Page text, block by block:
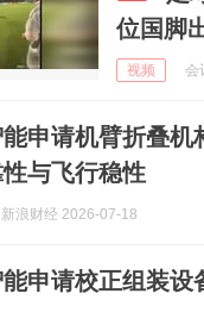
位国脚
视频 会
申请机臂折叠
性与飞行稳性
新浪财经 2026-07-18
申请校正组装设